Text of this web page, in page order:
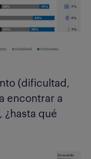
(dificultad,
encontrar a
¿hasta qué